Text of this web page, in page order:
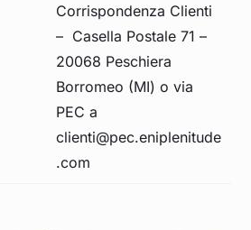
Corrispondenza Clienti
– Casella Postale 71 –
20068 Peschiera
Borromeo (MI) o via
PEC a
clienti@pec.eniplenitude
.com